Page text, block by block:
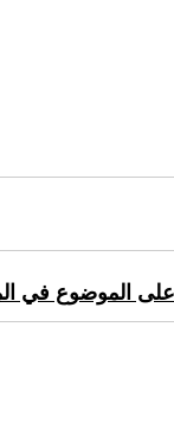
على الموضوع في